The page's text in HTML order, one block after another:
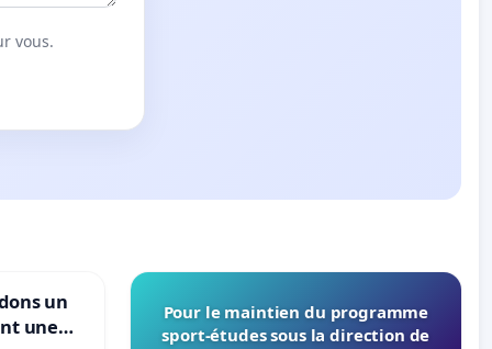
vous.
un
une
Pour le maintien du programme
sport-études sous la direction de